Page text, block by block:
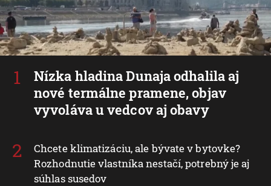
Nízka hladina Dunaja odhalila aj
nové termálne pramene, objav
vyvoláva u vedcov aj obavy
Chcete klimatizáciu, ale bývate v bytovke?
Rozhodnutie vlastníka nestačí, potrebný je aj
súhlas susedov